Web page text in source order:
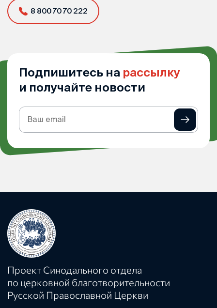
8 800 70 70 222
Подпишитесь на рассылку
и получайте новости
Подписка
на
Проект Синодального отдела
по церковной благотворительности
Русской Православной Церкви